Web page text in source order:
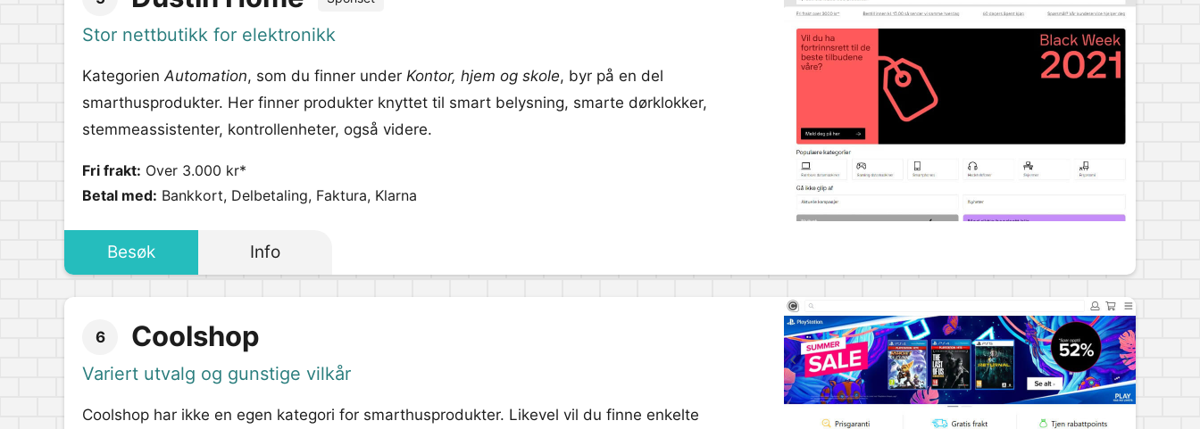
Stor nettbutikk for elektronikk
KategorienAutomation, som du finner under Kontor, hjem og skole, byr på en del
smarthusprodukter. Her finner produkter knyttet til smart belysning, smarte dørklokker,
stemmeassistenter, kontrollenheter, også videre.
Fri frakt: Over 3.000 kr*
Betal med: Bankkort, Delbetaling, Faktura, Klarna
Besøk Info
6 Coolshop
Variert utvalg og gunstige vilkår
Coolshop har ikke en egen kategori for smarthusprodukter. Likevel vil du finne enkelte